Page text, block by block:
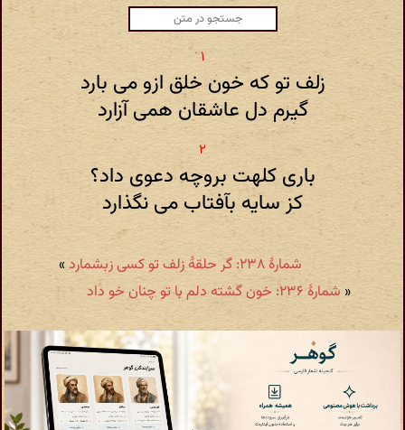
زلف تو که خون خلق ازو می بارد
گیرم دل عاشقان همی آزارد
باری کلهت بروچه دعوی داد؟
کز سایه بآفتاب می نگذارد
شمارهٔ ۲۳۸: گر حلقۀ زلف تو کسی زبشمارد
»
« شمارهٔ ۲۳۶: خون گشته دلم با تو چنان خو داد